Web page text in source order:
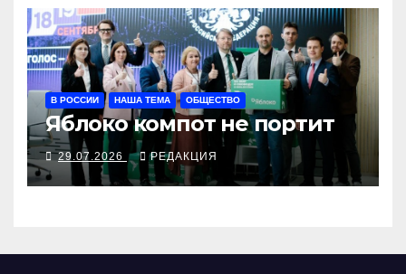
В РОССИИ НАША ТЕМА ОБЩЕСТВО
Яблоко компот не портит
29.07.2026 РЕДАКЦИЯ